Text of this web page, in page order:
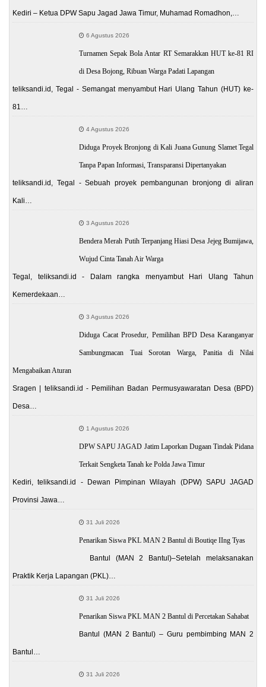
Kediri – Ketua DPW Sapu Jagad Jawa Timur, Muhamad Romadhon,…
6 Agustus 2026
Turnamen Sepak Bola Antar RT Semarakkan HUT ke-81 RI
di Desa Bojong, Ribuan Warga Padati Lapangan
teliksandi.id, Tegal - Semangat menyambut Hari Ulang Tahun (HUT) ke-
81…
4 Agustus 2026
Diduga Proyek Bronjong di Kali Juana Gunung Slamet Tegal
Tanpa Papan Informasi, Transparansi Dipertanyakan
teliksandi.id, Tegal - Sebuah proyek pembangunan bronjong di aliran
Kali…
3 Agustus 2026
Bendera Merah Putih Terpanjang Hiasi Desa Jejeg Bumijawa,
Wujud Cinta Tanah Air Warga
Tegal, teliksandi.id - Dalam rangka menyambut Hari Ulang Tahun
Kemerdekaan…
3 Agustus 2026
Diduga Cacat Prosedur, Pemilihan BPD Desa Karanganyar
Sambungmacan Tuai Sorotan Warga, Panitia di Nilai
Mengabaikan Aturan
Sragen | teliksandi.id - Pemilihan Badan Permusyawaratan Desa (BPD)
Desa…
1 Agustus 2026
DPW SAPU JAGAD Jatim Laporkan Dugaan Tindak Pidana
Terkait Sengketa Tanah ke Polda Jawa Timur
Kediri, teliksandi.id - Dewan Pimpinan Wilayah (DPW) SAPU JAGAD
Provinsi Jawa…
31 Juli 2026
Penarikan Siswa PKL MAN 2 Bantul di Boutiqe IIng Tyas
Bantul (MAN 2 Bantul)–Setelah melaksanakan
Praktik Kerja Lapangan (PKL)…
31 Juli 2026
Penarikan Siswa PKL MAN 2 Bantul di Percetakan Sahabat
Bantul (MAN 2 Bantul) – Guru pembimbing MAN 2
Bantul…
31 Juli 2026